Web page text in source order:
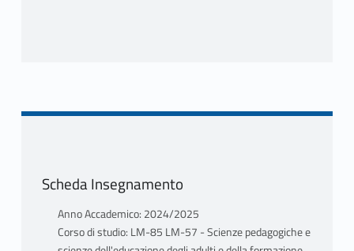
Scheda Insegnamento
Anno Accademico: 2024/2025
Corso di studio: LM-85 LM-57 - Scienze pedagogiche e